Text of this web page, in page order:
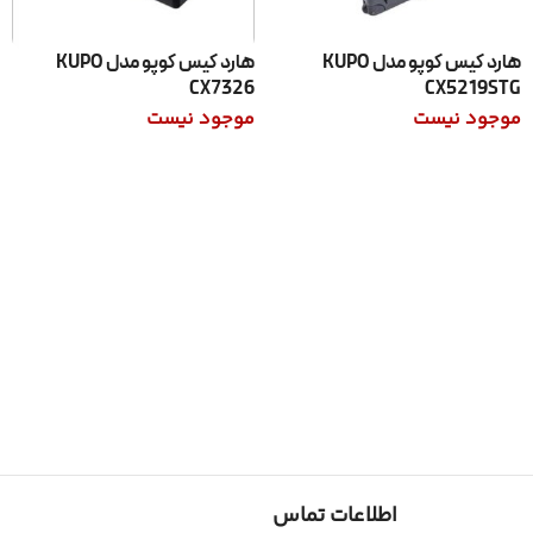
هارد کیس کوپو مدل KUPO
CX5219STG
موجود نیست
هارد کیس کوپو مدل KUPO
CX7326
موجود نیست
اطلاعات تماس